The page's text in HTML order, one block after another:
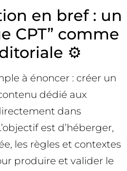
en bref : un
CPT” comme
⚙️
à énoncer : créer un
dédié aux
dans
est d’héberger,
les règles et contextes
produire et valider le